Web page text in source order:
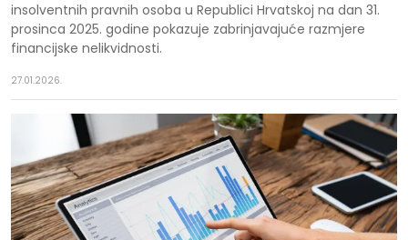
insolventnih pravnih osoba u Republici Hrvatskoj na dan 31.
prosinca 2025. godine pokazuje zabrinjavajuće razmjere
financijske nelikvidnosti.
27.01.2026.